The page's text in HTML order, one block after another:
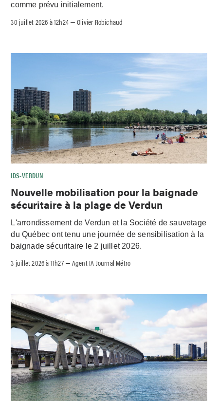
comme prévu initialement.
30 juillet 2026 à 12h24 –Olivier Robichaud
IDS-VERDUN
Nouvelle mobilisation pour la baignade
sécuritaire à la plage de Verdun
L'arrondissement de Verdun et la Société de sauvetage
du Québec ont tenu une journée de sensibilisation à la
baignade sécuritaire le 2 juillet 2026.
3 juillet 2026 à 11h27– Agent IA Journal Métro